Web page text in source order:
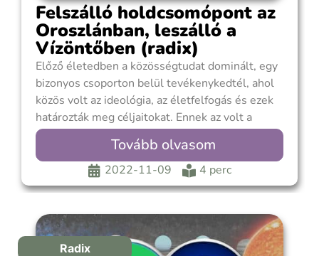
Felszálló holdcsomópont az
Oroszlánban, leszálló a
Vízöntőben (radix)
Előző életedben a közösségtudat dominált, egy
bizonyos csoporton belül tevékenykedtél, ahol
közös volt az ideológia, az életfelfogás és ezek
határozták meg céljaitokat. Ennek az volt a
hátránya, hogy ez egyéni, önálló gondolatok,
egyedi elképzelések háttérbe szorultak, az
egyéniségből fakadó kreativitás nem juthatott
érvényre. Sorsod alakításának felelősségét
Tovább olvasom
2022-11-09 4 perc
Radix